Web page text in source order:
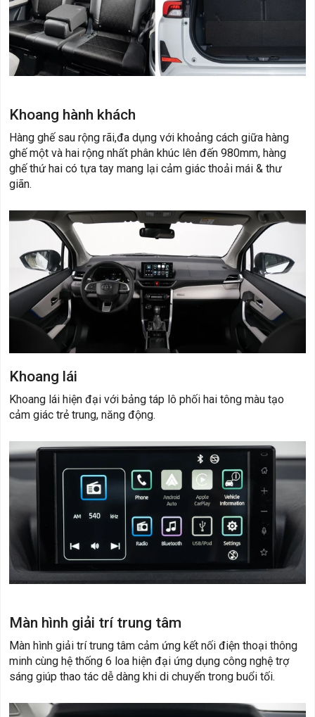
Khoang hành khách
Hàng ghế sau rộng rãi,đa dụng với khoảng cách giữa hàng
ghế một và hai rộng nhất phân khúc lên đến 980mm, hàng
ghế thứ hai có tựa tay mang lại cảm giác thoải mái & thư
giãn.
Khoang lái
Khoang lái hiện đại với bảng táp lô phối hai tông màu tạo
cảm giác trẻ trung, năng động.
Màn hình giải trí trung tâm
Màn hình giải trí trung tâm cảm ứng kết nối điện thoại thông
minh cùng hệ thống 6 loa hiện đại ứng dụng công nghệ trợ
sáng giúp thao tác dễ dàng khi di chuyển trong buổi tối.